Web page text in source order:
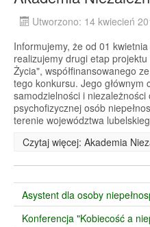
Utworzono: 14 kwiecień
Informujemy, że od 01
realizujemy drugi etap
Życia", współfinansowanego
tego konkursu. Jego głównym
samodzielności i
psychofizycznej osób
terenie województwa
Czytaj więcej: Akademia
Asystent dla osoby
Konferencja "Kobiecość a